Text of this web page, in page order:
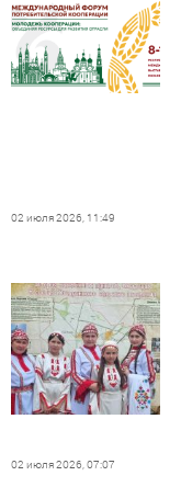
02 июля 2026, 11:49
02 июля 2026, 07:07